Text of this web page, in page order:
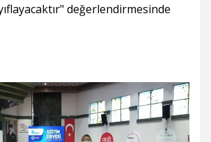
değerlendirmesinde